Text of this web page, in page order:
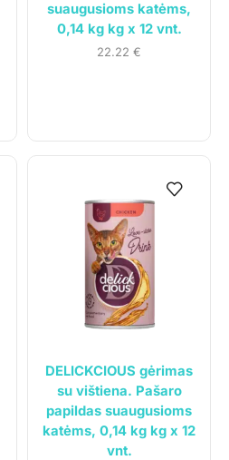
suaugusioms katėms,
0,14 kg kg x 12 vnt.
22.22 €
DELICKCIOUS gėrimas
su vištiena. Pašaro
papildas suaugusioms
katėms, 0,14 kg kg x 12
vnt.